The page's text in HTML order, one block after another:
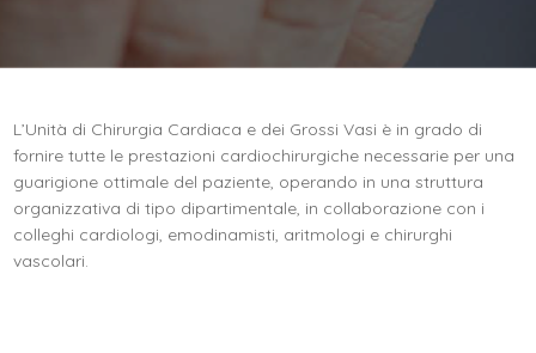
L’Unità di Chirurgia Cardiaca e dei Grossi Vasi è in grado di
fornire tutte le prestazioni cardiochirurgiche necessarie per una
guarigione ottimale del paziente, operando in una struttura
organizzativa di tipo dipartimentale, in collaborazione con i
colleghi cardiologi, emodinamisti, aritmologi e chirurghi
vascolari.